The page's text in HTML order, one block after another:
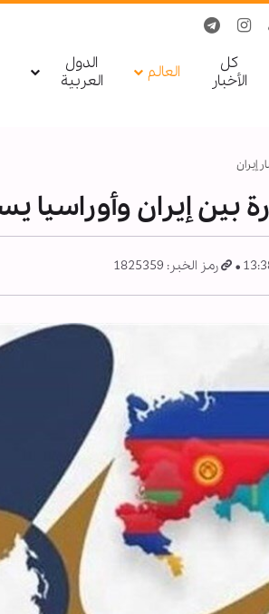
کل
الأخبار
العالم
الدول
العربیة
إيران
إيران وأوراسيا يسجل
رمز الخبر: 1825359